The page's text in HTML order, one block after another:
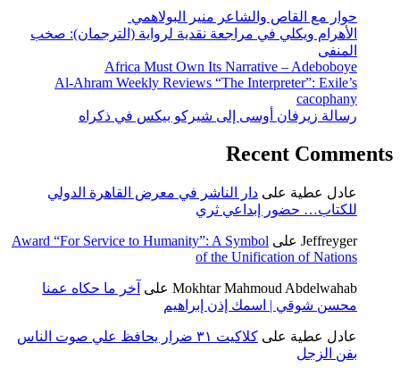
حوار مع القاص والشاعر منير البولاهمي
الأهرام ويكلي في مراجعة نقدية لرواية (الترجمان): صخب
المنفى
Africa Must Own Its Narrative – Adeboboye
Al-Ahram Weekly Reviews “The Interpreter”: Exile’s
cacophany
رسالة زيرفان أوسى إلى شيركو بيكس في ذكراه
Recent Comments
عادل عطية على دار الناشر في معرض القاهرة الدولي
للكتاب… حضور إبداعي ثري
Jeffreyger على Award “For Service to Humanity”: A Symbol
of the Unification of Nations
Mokhtar Mahmoud Abdelwahab على آخر ما حكاه عمنا
محسن شوقي | اسمك إذن إبراهيم
عادل عطية على
كلاكيت ٣١ ضرار يحافظ علي صوت الناس
بفن الزجل